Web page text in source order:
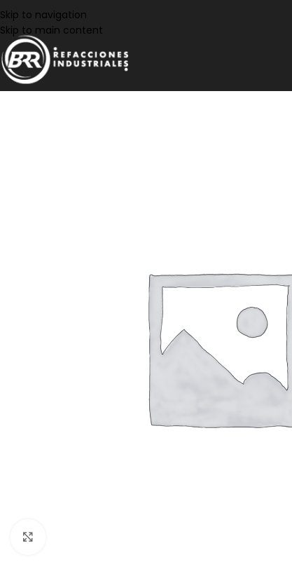
Skip to navigation
Skip to main content